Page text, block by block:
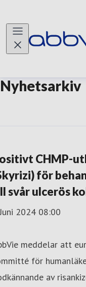
Nyhetsarkiv
CHMP-
för
svår ulcerös
2024 08:00
meddelar att
för
av